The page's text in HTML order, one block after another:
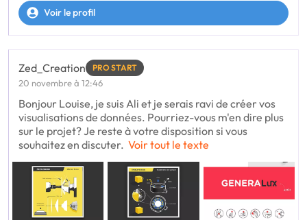
Voir le profil
Zed_Creation PRO START
20 novembre à 12:46
Bonjour Louise, je suis Ali et je serais ravi de créer vos
visualisations de données. Pourriez-vous m'en dire plus
sur le projet? Je reste à votre disposition si vous
souhaitez en discuter. Voir tout le texte